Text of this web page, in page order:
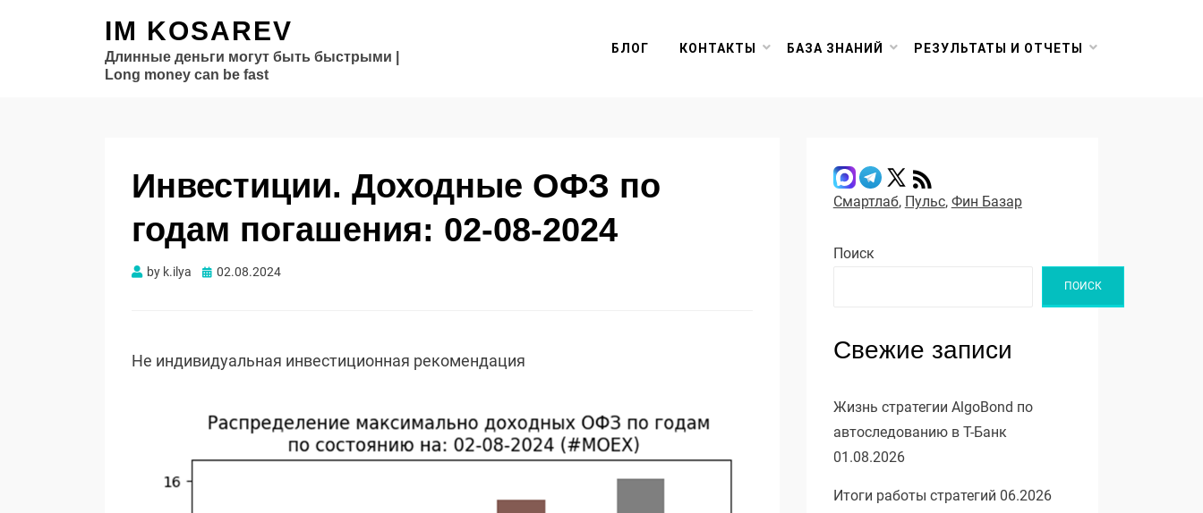
IM KOSAREV
Длинные деньги могут быть быстрыми |
Long money can be fast
БЛОГ КОНТАКТЫ БАЗА ЗНАНИЙ РЕЗУЛЬТАТЫ И ОТЧЕТЫ
Инвестиции. Доходные ОФЗ по
годам погашения: 02-08-2024
by k.ilya Опубликовано
02.08.2024
Не индивидуальная инвестиционная рекомендация
Смартлаб, Пульс, Фин Базар
Поиск
ПОИСК
Свежие записи
Жизнь стратегии AlgoBond по
автоследованию в Т-Банк
01.08.2026
Итоги работы стратегий 06.2026